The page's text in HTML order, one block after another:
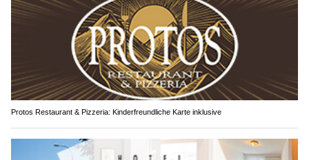
Protos Restaurant & Pizzeria: Kinderfreundliche Karte inklusive